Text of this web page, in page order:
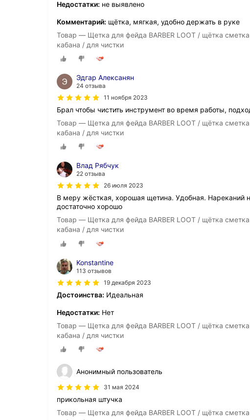
Недостатки: не выявлено
Комментарий: щётка, мягкая, удобно держать в руке
Товар — Щетка для фейда BARBER LOOT / щётка
кабана / для чистки
Эдгар Алексанян
24 отзыва
11 ноября 2023
Брал чтобы чистить инструмент во время работы,
Товар — Щетка для фейда BARBER LOOT / щётка
кабана / для чистки
Влад Рябчук
22 отзыва
26 июля 2023
В меру жёсткая, хорошая щетина. Удобная. Нареканий
достаточно хорошо
Товар — Щетка для фейда BARBER LOOT / щётка
кабана / для чистки
Konstantine
113 отзывов
19 декабря 2023
Достоинства: Идеальная
Недостатки: Нет
Товар — Щетка для фейда BARBER LOOT / щётка
кабана / для чистки
Анонимный пользователь
31 мая 2024
прикольная штучка
Товар — Щетка для фейда BARBER LOOT / щётка